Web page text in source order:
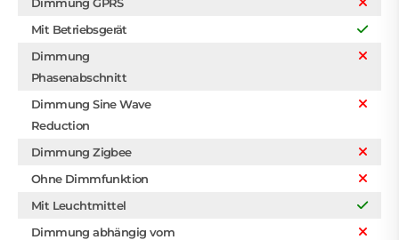
Mit Betriebsgerät
Dimmung
Phasenabschnitt
Dimmung Sine Wave
Reduction
Dimmung Zigbee
Ohne Dimmfunktion
Mit Leuchtmittel
Dimmung abhängig vom